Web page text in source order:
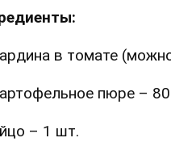
в томате
пюре –
– 1 шт.